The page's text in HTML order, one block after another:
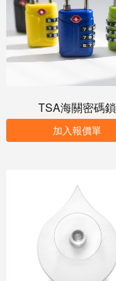
TSA海關密碼鎖
加入報價單